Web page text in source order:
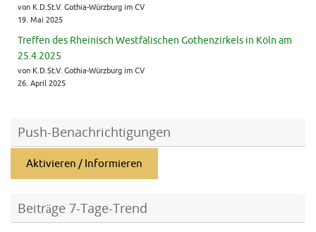
von K.D.St.V. Gothia-Würzburg im CV
19. Mai 2025
Treffen des Rheinisch Westfälischen Gothenzirkels in Köln am
25.4.2025
von K.D.St.V. Gothia-Würzburg im CV
26. April 2025
Push-Benachrichtigungen
Aktivieren / Informieren
Beiträge 7-Tage-Trend